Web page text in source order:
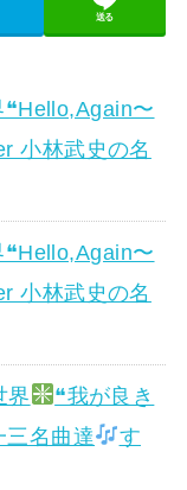
送る
〜
小林武史の名
〜
小林武史の名
界
❝我が良き
三名曲達
す